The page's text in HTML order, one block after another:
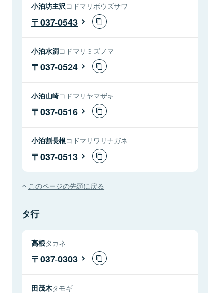
小泊坊主沢コドマリボウズサワ
037-0543
小泊水澗コドマリミズノマ
037-0524
小泊山崎コドマリヤマザキ
037-0516
小泊割長根コドマリワリナガネ
037-0513
このページの先頭に戻る
タ行
高根タカネ
037-0303
田茂木タモギ